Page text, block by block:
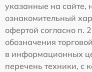
указанные на сайте,
ознакомительный
офертой согласно п.
обозначения
в информационных
перечень техники, с